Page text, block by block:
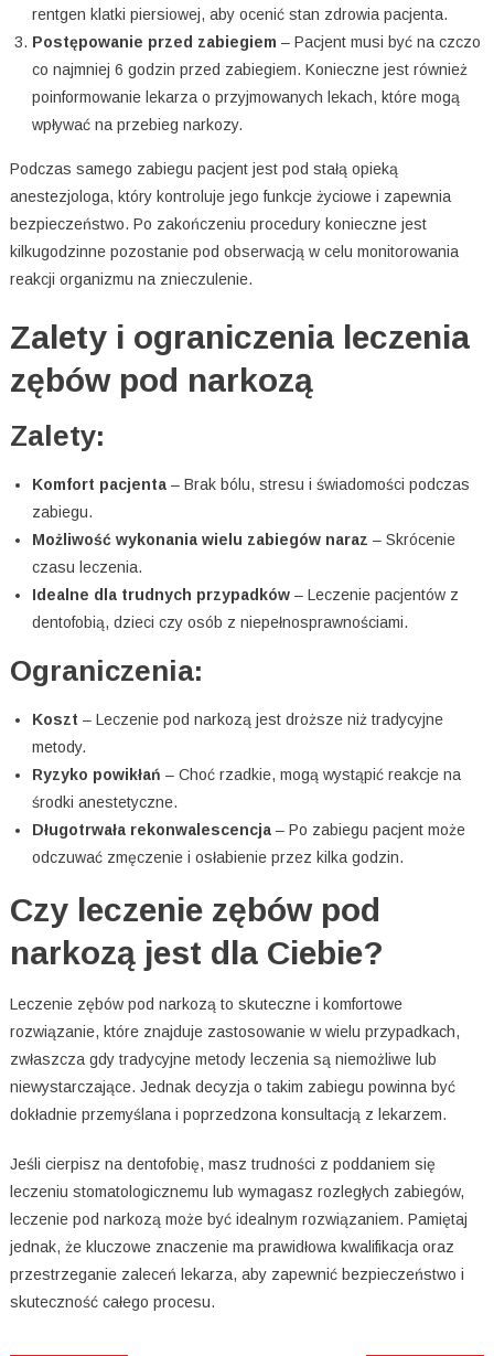
rentgen klatki piersiowej, aby ocenić stan zdrowia pacjenta.
Postępowanie przed zabiegiem – Pacjent musi być na czczo
co najmniej 6 godzin przed zabiegiem. Konieczne jest również
poinformowanie lekarza o przyjmowanych lekach, które mogą
wpływać na przebieg narkozy.
Podczas samego zabiegu pacjent jest pod stałą opieką
anestezjologa, który kontroluje jego funkcje życiowe i zapewnia
bezpieczeństwo. Po zakończeniu procedury konieczne jest
kilkugodzinne pozostanie pod obserwacją w celu monitorowania
reakcji organizmu na znieczulenie.
Zalety i ograniczenia leczenia
zębów pod narkozą
Zalety:
Komfort pacjenta– Brak bólu, stresu i świadomości podczas
zabiegu.
Możliwość wykonania wielu zabiegów naraz – Skrócenie
czasu leczenia.
Idealne dla trudnych przypadków– Leczenie pacjentów z
dentofobią, dzieci czy osób z niepełnosprawnościami.
Ograniczenia:
Koszt – Leczenie pod narkozą jest droższe niż tradycyjne
metody.
Ryzyko powikłań – Choć rzadkie, mogą wystąpić reakcje na
środki anestetyczne.
Długotrwała rekonwalescencja– Po zabiegu pacjent może
odczuwać zmęczenie i osłabienie przez kilka godzin.
Czy leczenie zębów pod
narkozą jest dla Ciebie?
Leczenie zębów pod narkozą to skuteczne i komfortowe
rozwiązanie, które znajduje zastosowanie w wielu przypadkach,
zwłaszcza gdy tradycyjne metody leczenia są niemożliwe lub
niewystarczające. Jednak decyzja o takim zabiegu powinna być
dokładnie przemyślana i poprzedzona konsultacją z lekarzem.
Jeśli cierpisz na dentofobię, masz trudności z poddaniem się
leczeniu stomatologicznemu lub wymagasz rozległych zabiegów,
leczenie pod narkozą może być idealnym rozwiązaniem. Pamiętaj
jednak, że kluczowe znaczenie ma prawidłowa kwalifikacja oraz
przestrzeganie zaleceń lekarza, aby zapewnić bezpieczeństwo i
skuteczność całego procesu.